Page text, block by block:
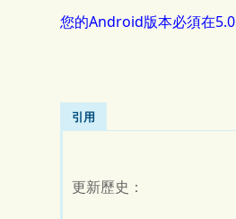
您的Android版本必須在
引用
更新歷史：